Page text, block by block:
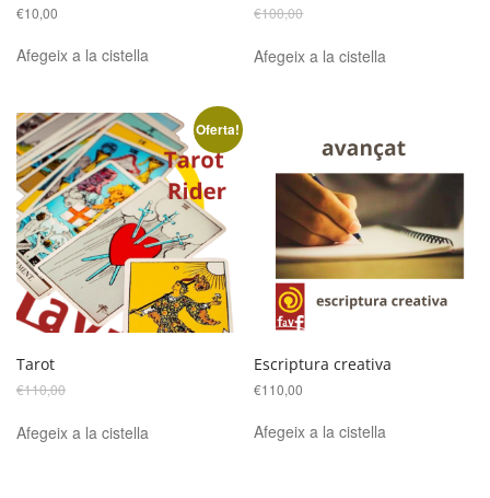
€10,00
Afegeix a la cistella
€100,00
original
era:
actual
és:
Afegeix a la cistella
Oferta!
Tarot
€110,00
original
era:
actual
és:
Afegeix a la cistella
Escriptura creativa
€110,00
Afegeix a la cistella